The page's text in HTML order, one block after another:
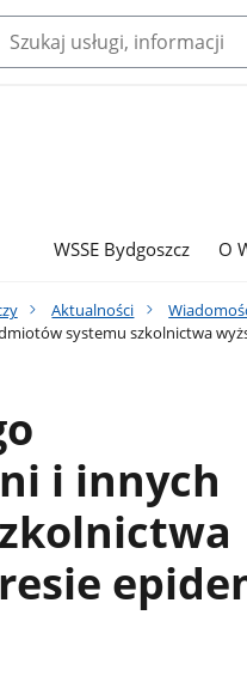
WSSE Bydgoszcz O
Aktualności
systemu szkolnictwa
i innych